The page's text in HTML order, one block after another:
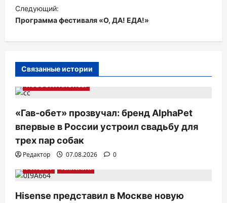
и
г
а
я
о
з
а
и
с
Следующий:
Программа фестиваля «О, ДА! ЕДА!»
Связанные истории
НОВОСТИ АНОНСЫ
«Гав-обет» прозвучал: бренд AlphaPet
впервые в России устроил свадьбу для
трех пар собак
Редактор 07.08.2026
0
РИТЕЙЛ
ТехноХит.
Hisense представил в Москве новую